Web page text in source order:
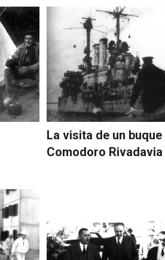
La visita de un buque
Comodoro Rivadavia